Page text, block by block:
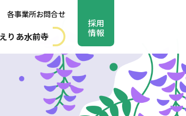
各事業所お問合せ
りあ水前寺
採用
情報